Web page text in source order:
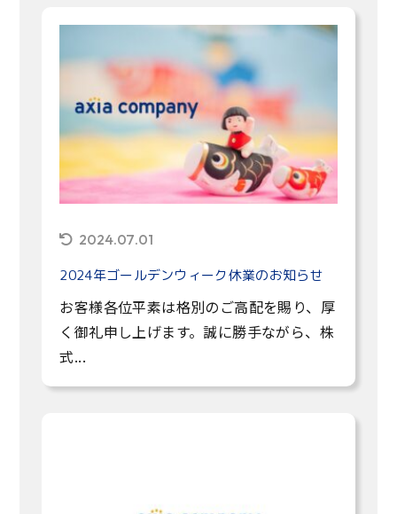
2024.07.01
2024年ゴールデンウィーク休業のお知らせ
お客様各位平素は格別のご高配を賜り、厚
く御礼申し上げます。誠に勝手ながら、株
式...